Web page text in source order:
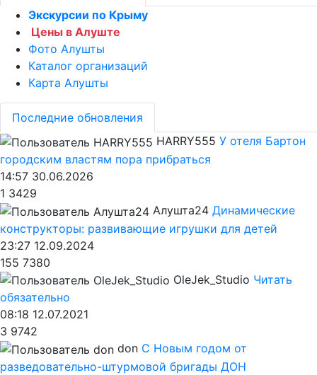
Экскурсии по Крыму
Цены в Алуште
Фото Алушты
Каталог организаций
Карта Алушты
Последние обновления
HARRY555 У отеля Бартон
городским властям пора прибраться
14:57 30.06.2026
1 3429
Алушта24 Динамические
конструкторы: развивающие игрушки для детей
23:27 12.09.2024
155 7380
OleJek_Studio Читать
обязательно
08:18 12.07.2021
3 9742
don С Новым годом от
разведовательно-штурмовой бригады ДОН